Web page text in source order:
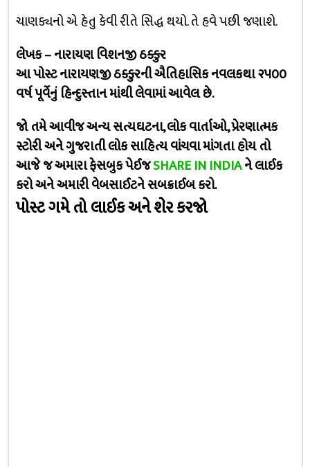
ચાણક્યનો એ હેતુ કેવી રીતે સિદ્ધ થયો. તે હવે પછી જણાશે.
લેખક – નારાયણ વિશનજી ઠક્કુર
આ પોસ્ટ નારાયણજી ઠક્કુરની ઐતિહાસિક નવલકથા ૨૫૦૦
વર્ષ પૂર્વેનું હિન્દુસ્તાન માંથી લેવામાં આવેલ છે.
જો તમે આવીજ અન્ય સત્યઘટના, લોક વાર્તાઓ, પ્રેરણાત્મક
સ્ટોરી અને ગુજરાતી લોક સાહિત્ય વાંચવા માંગતા હોય તો
આજે જ અમારા ફેસબુક પેઈજSHARE IN INDIAને લાઈક
કરો અને અમારી વેબસાઈટને સબક્રાઈબ કરો.
પોસ્ટ ગમે તો લાઈક અને શેર કરજો